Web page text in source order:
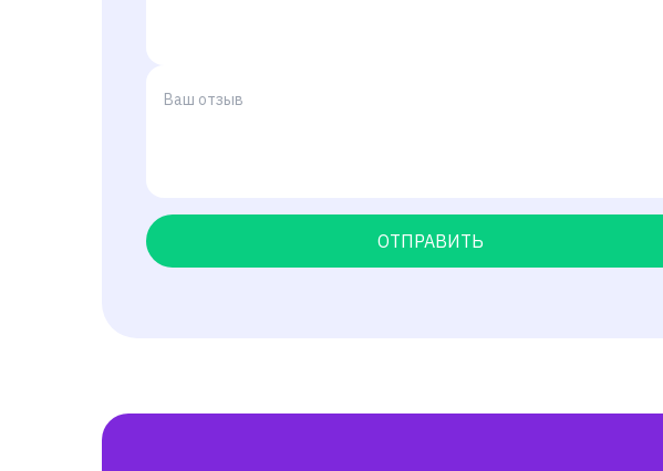
ОТПРАВИТЬ